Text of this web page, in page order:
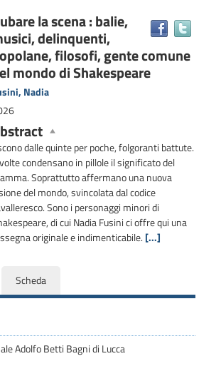
la scena : balie,
delinquenti,
filosofi, gente comune
mondo di Shakespeare
Nadia
dalle quinte per poche, folgoranti battute.
condensano in pillole il significato del
Soprattutto affermano una nuova
del mondo, svincolata dal codice
Sono i personaggi minori di
di cui Nadia Fusini ci offre qui una
originale e indimenticabile. [...]
Scheda
Adolfo Betti Bagni di Lucca